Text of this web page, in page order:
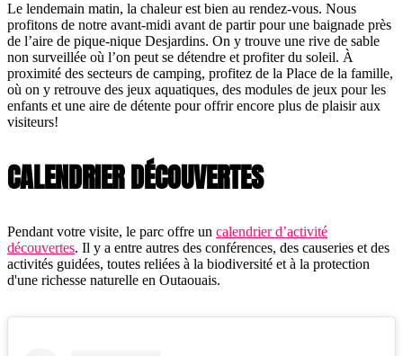
Le lendemain matin, la chaleur est bien au rendez-vous. Nous
profitons de notre avant-midi avant de partir pour une baignade près
de l’aire de pique-nique Desjardins. On y trouve une rive de sable
non surveillée où l’on peut se détendre et profiter du soleil. À
proximité des secteurs de camping, profitez de la Place de la famille,
où on y retrouve des jeux aquatiques, des modules de jeux pour les
enfants et une aire de détente pour offrir encore plus de plaisir aux
visiteurs!
CALENDRIER DÉCOUVERTES
Pendant votre visite, le parc offre un calendrier d’activité
découvertes. Il y a entre autres des conférences, des causeries et des
activités guidées, toutes reliées à la biodiversité et à la protection
d'une richesse naturelle en Outaouais.